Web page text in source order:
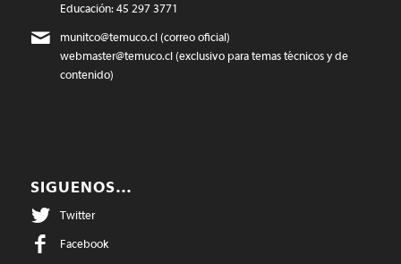
Educación: 45 297 3771
munitco@temuco.cl(correo oficial)
webmaster@temuco.cl(exclusivo para temas técnicos y de
contenido)
SIGUENOS…
Twitter
Facebook